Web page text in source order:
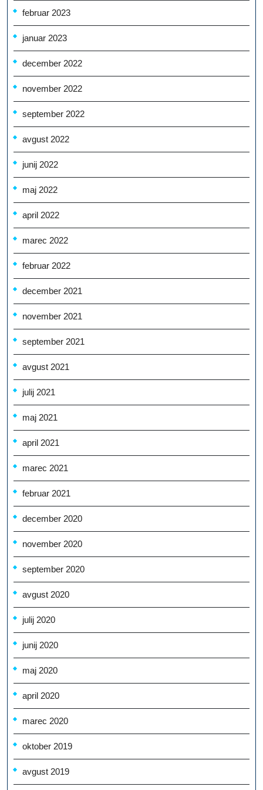
februar 2023
januar 2023
december 2022
november 2022
september 2022
avgust 2022
junij 2022
maj 2022
april 2022
marec 2022
februar 2022
december 2021
november 2021
september 2021
avgust 2021
julij 2021
maj 2021
april 2021
marec 2021
februar 2021
december 2020
november 2020
september 2020
avgust 2020
julij 2020
junij 2020
maj 2020
april 2020
marec 2020
oktober 2019
avgust 2019